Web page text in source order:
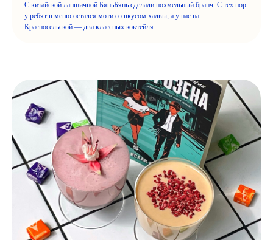
С китайской лапшичной БяньБянь сделали похмельный бранч. С тех пор
у ребят в меню остался моти со вкусом халвы, а у нас на
Красносельской — два классных коктейля.